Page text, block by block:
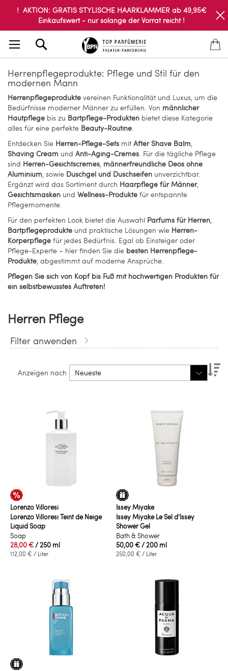
! AKTION: GRATIS STYLISCHE HAARKLAMMER ab 49,95€
Einkaufswert - nur solange der Vorrat reicht !
Herrenpflegeprodukte: Pflege und Stil für den
modernen Mann
Herrenpflegeprodukte vereinen Funktionalität und Luxus, um die
Bedürfnisse moderner Männer zu erfüllen. Von männlicher
Hautpflege bis zu Bartpflege-Produkten bietet diese Kategorie
alles für eine perfekte Beauty-Routine.
Entdecken Sie Herren-Pflege-Sets mit After Shave Balm,
Shaving Cream und Anti-Aging-Cremes. Für die tägliche Pflege
sind Herren-Gesichtscremes, männerfreundliche Deos ohne
Aluminium, sowie Duschgel und Duschseifen unverzichtbar.
Ergänzt wird das Sortiment durch Haarpflege für Männer,
Gesichtsmasken und Wellness-Produkte für entspannte
Pflegemomente.
Für den perfekten Look bietet die Auswahl Parfums für Herren,
Bartpflegeprodukte und praktische Lösungen wie Herren-
Körperpflege für jedes Bedürfnis. Egal ob Einsteiger oder
Pflege-Experte – hier finden Sie die besten Herrenpflege-
Produkte, abgestimmt auf moderne Ansprüche.
Pflegen Sie sich von Kopf bis Fuß mit hochwertigen Produkten für
ein selbstbewusstes Auftreten!
Herren Pflege
Filter anwenden
Anzeigen nach
Lorenzo Villoresi
Lorenzo Villoresi Teint de Neige
Liquid Soap
Soap
28,00 €/ 250 ml
112,00 € / Liter
Issey Miyake
Issey Miyake Le Sel d'Issey
Shower Gel
Bath & Shower
50,00 €/ 200 ml
250,00 € / Liter